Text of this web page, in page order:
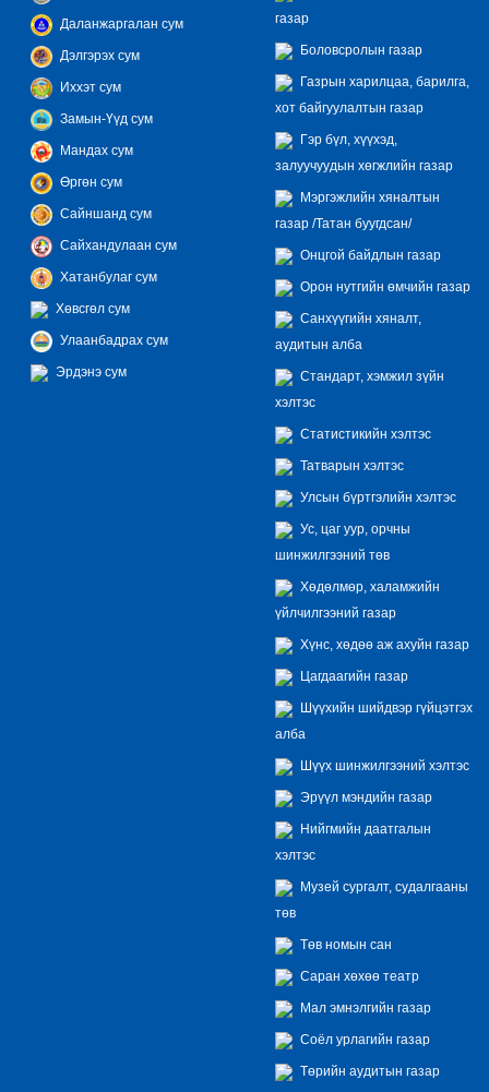
Даланжаргалан сум
Дэлгэрэх сум
Иххэт сум
Замын-Үүд сум
Мандах сум
Өргөн сум
Сайншанд сум
Сайхандулаан сум
Хатанбулаг сум
Хөвсгөл сум
Улаанбадрах сум
Эрдэнэ сум
газар
Боловсролын газар
Газрын харилцаа, барилга,
хот байгуулалтын газар
Гэр бүл, хүүхэд,
залуучуудын хөгжлийн газар
Мэргэжлийн хяналтын
газар /Татан буугдсан/
Онцгой байдлын газар
Орон нутгийн өмчийн газар
Санхүүгийн хяналт,
аудитын алба
Стандарт, хэмжил зүйн
хэлтэс
Статистикийн хэлтэс
Татварын хэлтэс
Улсын бүртгэлийн хэлтэс
Ус, цаг уур, орчны
шинжилгээний төв
Хөдөлмөр, халамжийн
үйлчилгээний газар
Хүнс, хөдөө аж ахуйн газар
Цагдаагийн газар
Шүүхийн шийдвэр гүйцэтгэх
алба
Шүүх шинжилгээний хэлтэс
Эрүүл мэндийн газар
Нийгмийн даатгалын
хэлтэс
Музей сургалт, судалгааны
төв
Төв номын сан
Саран хөхөө театр
Мал эмнэлгийн газар
Соёл урлагийн газар
Төрийн аудитын газар